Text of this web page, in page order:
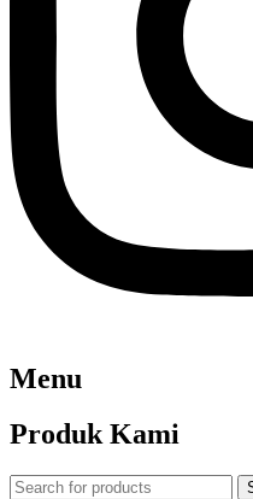
Menu
Produk Kami